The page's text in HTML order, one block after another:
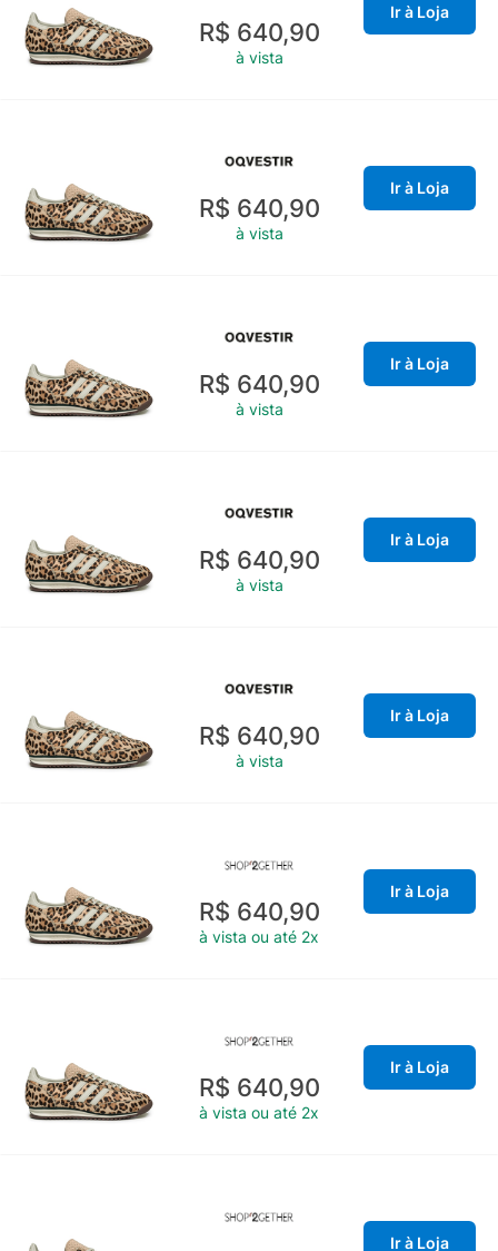
R$ 640,90
à vista
Ir à Loja
R$ 640,90
à vista
Ir à Loja
R$ 640,90
à vista
Ir à Loja
R$ 640,90
à vista
Ir à Loja
R$ 640,90
à vista
Ir à Loja
R$ 640,90
à vista ou até 2x
Ir à Loja
R$ 640,90
à vista ou até 2x
Ir à Loja
Ir à Loja